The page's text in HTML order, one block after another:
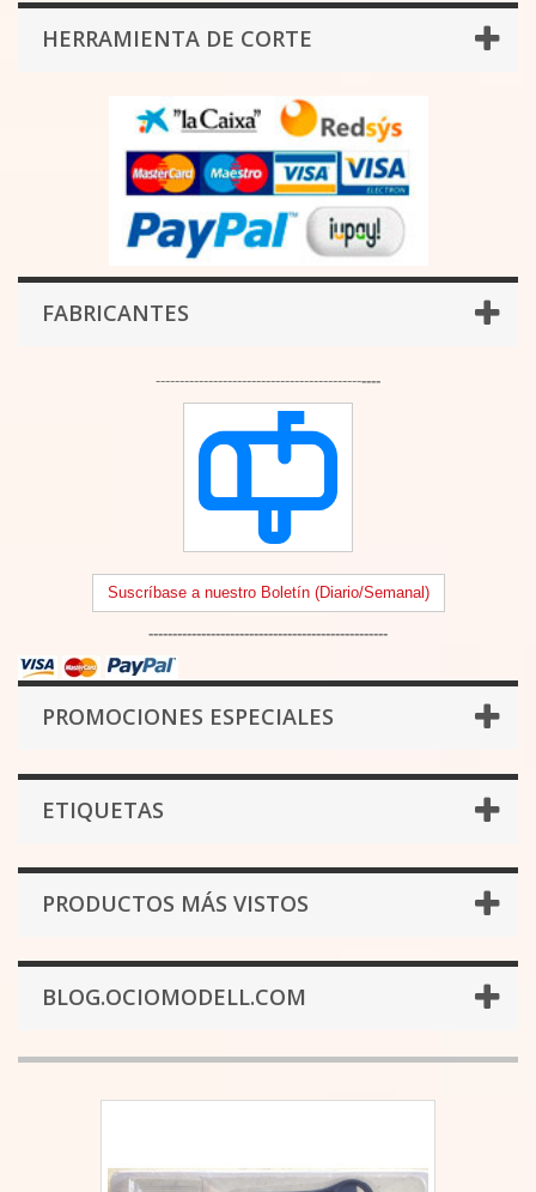
HERRAMIENTA DE CORTE
FABRICANTES
-----------------------------------------------
Suscríbase a nuestro Boletín (Diario/Semanal)
--------------------------------------------------
PROMOCIONES ESPECIALES
ETIQUETAS
PRODUCTOS MÁS VISTOS
BLOG.OCIOMODELL.COM